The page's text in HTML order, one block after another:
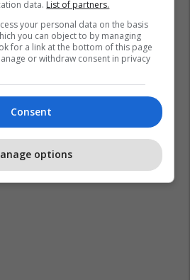
data. List of partners.
your personal data on the basis
you can object to by managing
for a link at the bottom of this page
or withdraw consent in privacy
Consent
options